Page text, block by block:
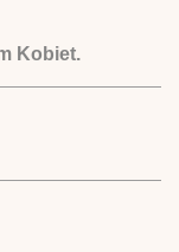
Kobiet.